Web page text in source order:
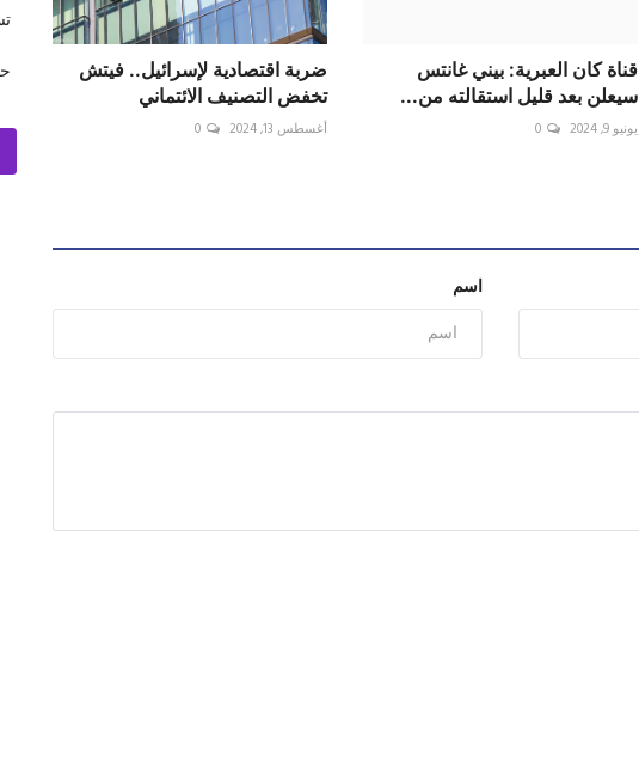
قناة كان العبرية: بيني غانتس
سيعلن بعد قليل استقالته من...
يونيو 9, 2024 0
ضربة اقتصادية لإسرائيل.. فيتش
تخفض التصنيف الائتماني
أغسطس 13, 2024 0
اسم